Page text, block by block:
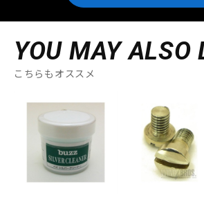
YOU MAY ALSO
こちらもオススメ